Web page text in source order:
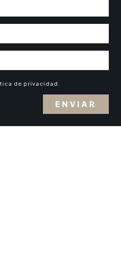
de privacidad.
ENVIAR